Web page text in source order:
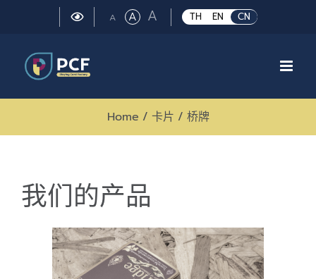
TH EN CN
A Small
ARegular
ALarge
font
Home / 卡片 / 桥牌
我们的产品